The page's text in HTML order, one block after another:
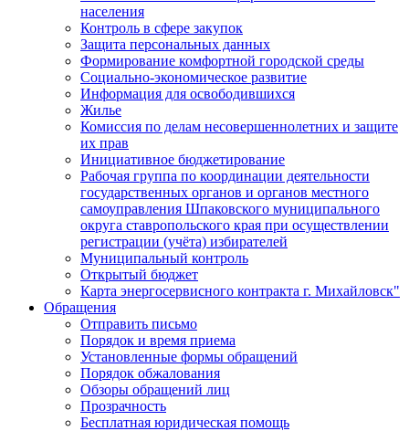
населения
Контроль в сфере закупок
Защита персональных данных
Формирование комфортной городской среды
Социально-экономическое развитие
Информация для освободившихся
Жилье
Комиссия по делам несовершеннолетних и защите
их прав
Инициативное бюджетирование
Рабочая группа по координации деятельности
государственных органов и органов местного
самоуправления Шпаковского муниципального
округа ставропольского края при осуществлении
регистрации (учёта) избирателей
Муниципальный контроль
Открытый бюджет
Карта энергосервисного контракта г. Михайловск"
Обращения
Отправить письмо
Порядок и время приема
Установленные формы обращений
Порядок обжалования
Обзоры обращений лиц
Прозрачность
Бесплатная юридическая помощь